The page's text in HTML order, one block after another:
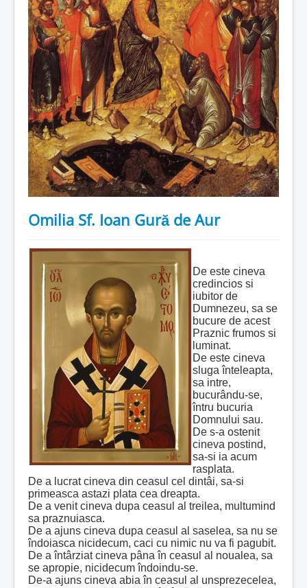
Omilia Sf. Ioan Gură de Aur
De este cineva
credincios si
iubitor de
Dumnezeu, sa se
bucure de acest
Praznic frumos si
luminat.
De este cineva
sluga înteleapta,
sa intre,
bucurându-se,
întru bucuria
Domnului sau.
De s-a ostenit
cineva postind,
sa-si ia acum
rasplata.
De a lucrat cineva din ceasul cel dintâi, sa-si
primeasca astazi plata cea dreapta.
De a venit cineva dupa ceasul al treilea, multumind
sa praznuiasca.
De a ajuns cineva dupa ceasul al saselea, sa nu se
îndoiasca nicidecum, caci cu nimic nu va fi pagubit.
De a întârziat cineva pâna în ceasul al noualea, sa
se apropie, nicidecum îndoindu-se.
De-a ajuns cineva abia în ceasul al unsprezecelea,